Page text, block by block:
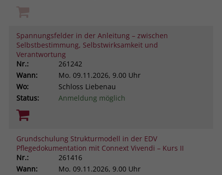
Spannungsfelder in der Anleitung – zwischen
Selbstbestimmung, Selbstwirksamkeit und
Verantwortung
Nr.:
261242
Wann:
Mo. 09.11.2026, 9.00 Uhr
Wo:
Schloss Liebenau
Status:
Anmeldung möglich
Grundschulung Strukturmodell in der EDV
Pflegedokumentation mit Connext Vivendi – Kurs II
Nr.:
261416
Wann:
Mo. 09.11.2026, 9.00 Uhr